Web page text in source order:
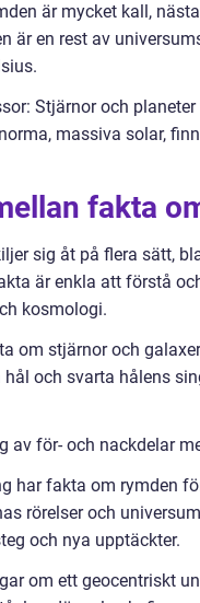
är mycket kall,
är en rest av
Stjärnor och
massiva solar,
fakta
sig åt på flera sätt,
är enkla att förstå
kosmologi.
om stjärnor och
och svarta hålens
av för- och nackdelar
har fakta om rymden
rörelser och
och nya upptäckter.
om ett geocentriskt